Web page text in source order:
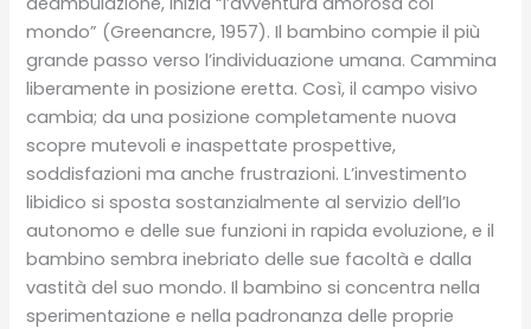
mondo” (Greenancre, 1957). Il bambino compie il più
grande passo verso l’individuazione umana. Cammina
liberamente in posizione eretta. Così, il campo visivo
cambia; da una posizione completamente nuova
scopre mutevoli e inaspettate prospettive,
soddisfazioni ma anche frustrazioni. L’investimento
libidico si sposta sostanzialmente al servizio dell’Io
autonomo e delle sue funzioni in rapida evoluzione, e il
bambino sembra inebriato delle sue facoltà e dalla
vastità del suo mondo. Il bambino si concentra nella
sperimentazione e nella padronanza delle proprie